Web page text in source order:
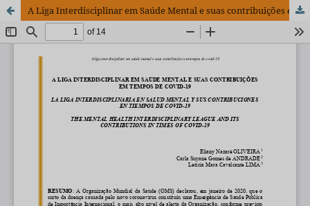
A Liga Interdisciplinar em Saúde Mental e suas contribuições em tempos de COVID-19